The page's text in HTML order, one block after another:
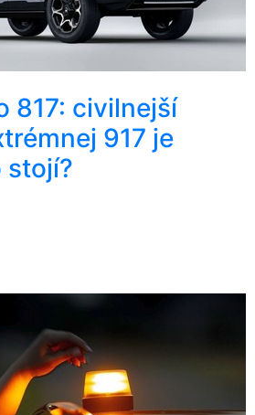
817: civilnejší
917 je
stojí?